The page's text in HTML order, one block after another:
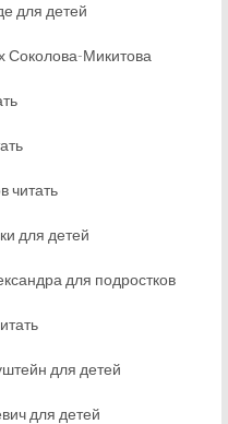
для детей
Соколова-Микитова
читать
для детей
для подростков
для детей
для детей